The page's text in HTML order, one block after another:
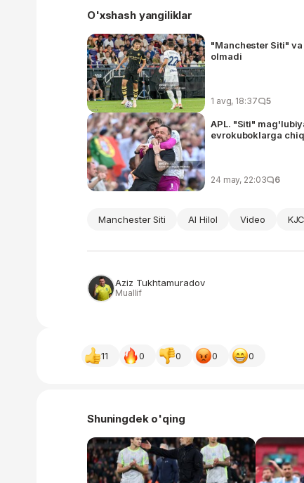
O'xshash yangiliklar
"Manchester Siti"
olmadi
1 avg, 18:37 5
APL. "Siti"
evrokuboklarga
24 may, 22:03 6
Manchester Siti Al Hilol Video
Aziz Tukhtamuradov
Muallif
11 0 0 0 0
Shuningdek o'qing